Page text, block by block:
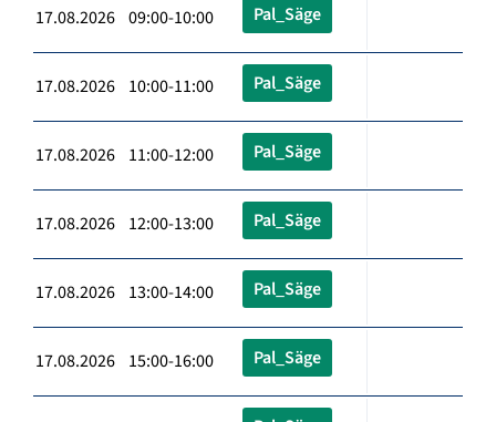
17.08.2026 09:00-10:00 Pal_Säge
17.08.2026 10:00-11:00 Pal_Säge
17.08.2026 11:00-12:00 Pal_Säge
17.08.2026 12:00-13:00 Pal_Säge
17.08.2026 13:00-14:00 Pal_Säge
17.08.2026 15:00-16:00 Pal_Säge